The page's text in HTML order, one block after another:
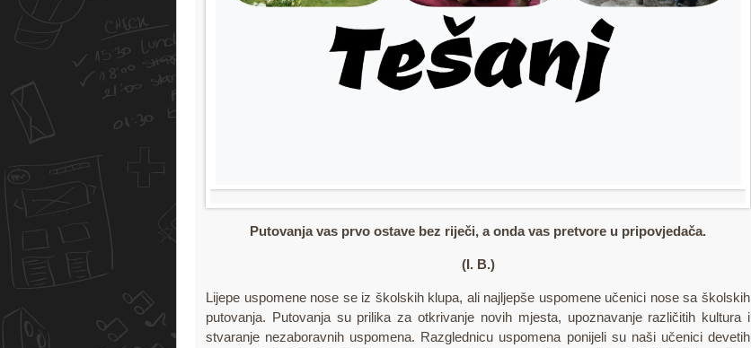
Putovanja vas prvo ostave bez riječi, a onda vas pretvore u pripovjedača.
(I. B.)
Lijepe uspomene nose se iz školskih klupa, ali najljepše uspomene učenici nose sa školskih
putovanja. Putovanja su prilika za otkrivanje novih mjesta, upoznavanje različitih kultura i
stvaranje nezaboravnih uspomena. Razglednicu uspomena ponijeli su naši učenici devetih